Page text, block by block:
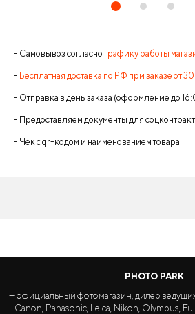
- Самовывоз согласно графику работы
- Бесплатная доставка по РФ при заказе от
- Отправка в день заказа (оформление до
- Предоставляем документы для
- Чек с qr-кодом и наименованием товара
PHOTO PARK
— официальный фотомагазин, дилер
Canon, Panasonic, Leica, Nikon, Olympus,